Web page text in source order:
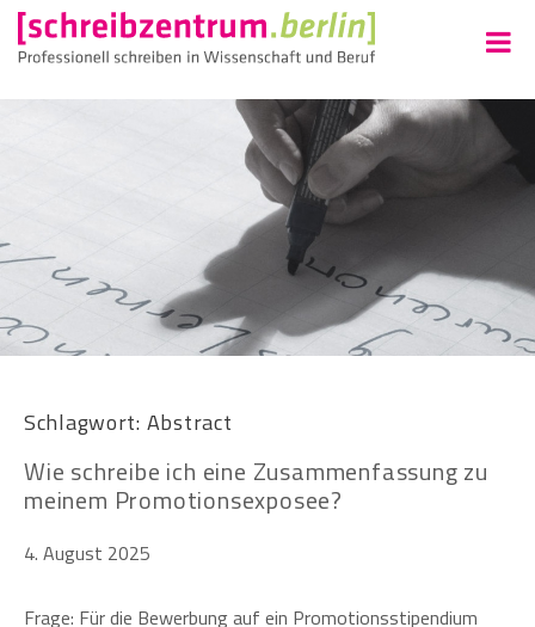
Schlagwort: Abstract
Wie schreibe ich eine Zusammenfassung zu
meinem Promotionsexposee?
4. August 2025
Frage: Für die Bewerbung auf ein Promotionsstipendium